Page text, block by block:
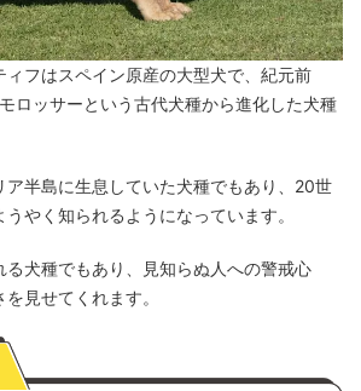
ィフはスペイン原産の大型犬で、紀元前
ロッサーという古代犬種から進化した犬種
ア半島に生息していた犬種でもあり、20世
やく知られるようになっています。
る犬種でもあり、見知らぬ人への警戒心
見せてくれます。